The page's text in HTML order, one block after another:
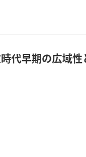
早期の広域性